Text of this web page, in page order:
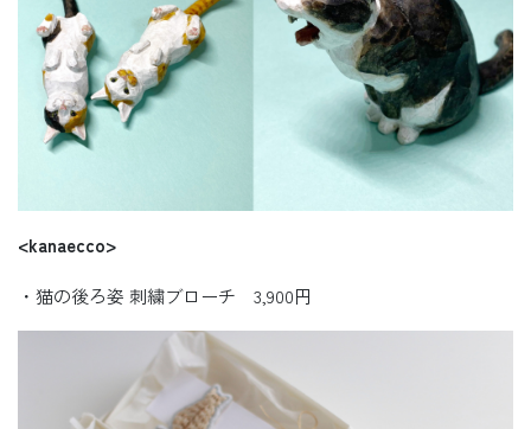
<kanaecco>
・猫の後ろ姿 刺繍ブローチ 3,900円